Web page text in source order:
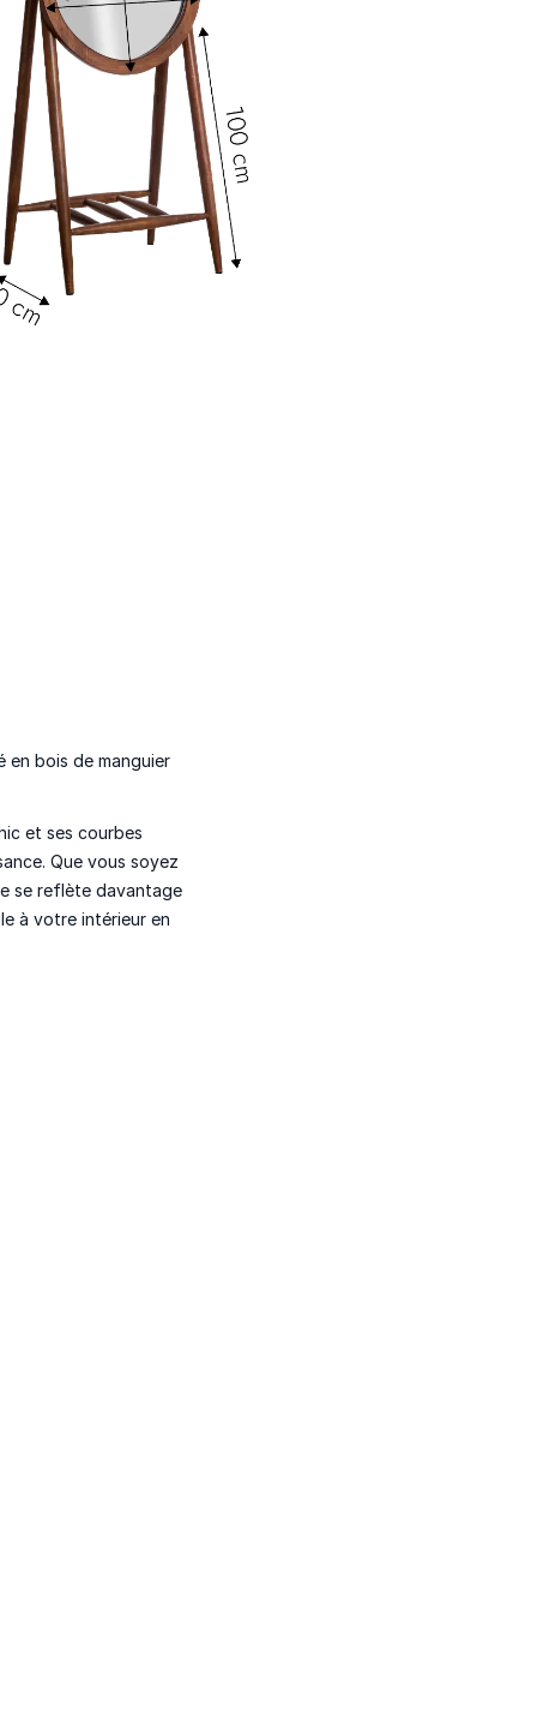
en bois de manguier
et ses courbes
Que vous soyez
se reflète davantage
à votre intérieur en